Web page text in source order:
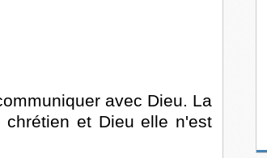
avec Dieu. La
et Dieu elle n'est